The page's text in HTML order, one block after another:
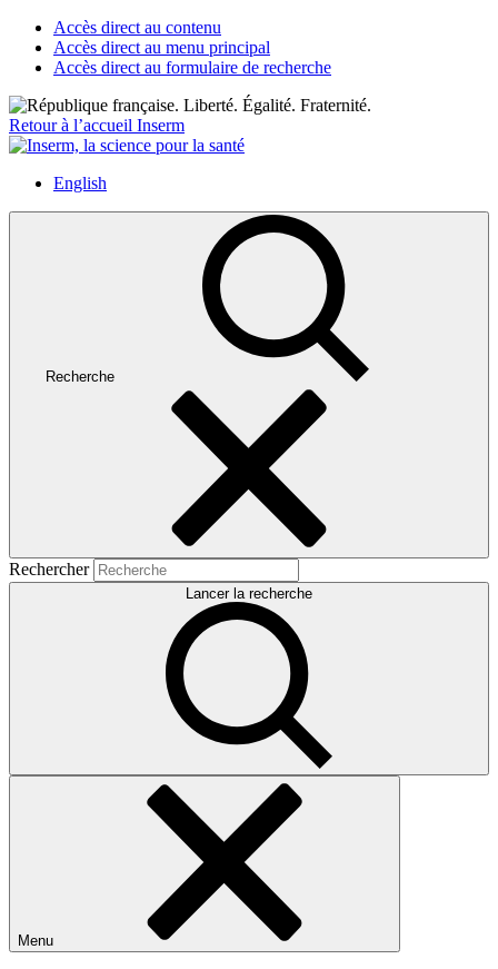
Accès direct au contenu
Accès direct au menu principal
Accès direct au formulaire de recherche
Retour à l’accueil Inserm
English
Recherche
Rechercher
Lancer la recherche
Menu